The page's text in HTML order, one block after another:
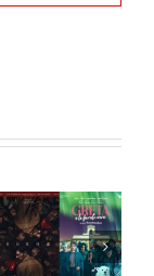
vedere
dal 27